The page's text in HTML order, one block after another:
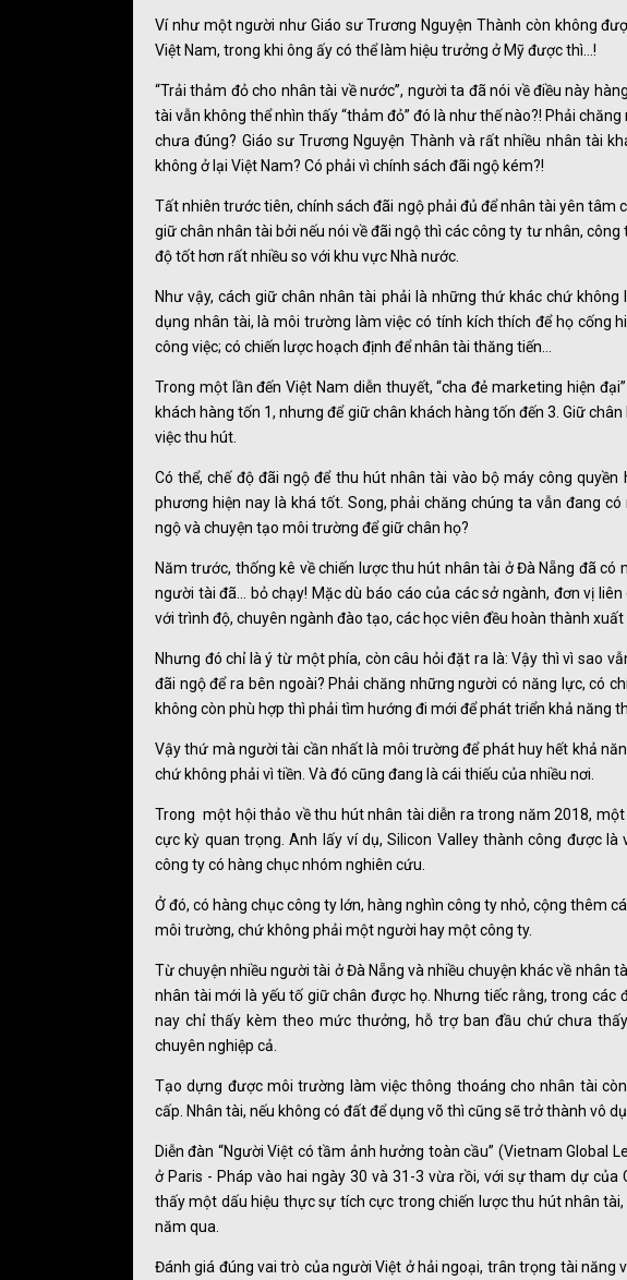
Ví như một người như Giáo sư Trương Nguyện Thành còn không
Việt Nam, trong khi ông ấy có thể làm hiệu trưởng ở Mỹ được thì…!
“Trải thảm đỏ cho nhân tài về nước”, người ta đã nói về điều này
tài vẫn không thể nhìn thấy “thảm đỏ” đó là như thế nào?! Phải
chưa đúng? Giáo sư Trương Nguyện Thành và rất nhiều nhân tài
không ở lại Việt Nam? Có phải vì chính sách đãi ngộ kém?!
Tất nhiên trước tiên, chính sách đãi ngộ phải đủ để nhân tài yên tâm
giữ chân nhân tài bởi nếu nói về đãi ngộ thì các công ty tư nhân,
độ tốt hơn rất nhiều so với khu vực Nhà nước.
Như vậy, cách giữ chân nhân tài phải là những thứ khác chứ
dụng nhân tài, là môi trường làm việc có tính kích thích để họ cống
công việc; có chiến lược hoạch định để nhân tài thăng tiến…
Trong một lần đến Việt Nam diễn thuyết, “cha đẻ marketing hiện
khách hàng tốn 1, nhưng để giữ chân khách hàng tốn đến 3. Giữ
việc thu hút.
Có thể, chế độ đãi ngộ để thu hút nhân tài vào bộ máy công
phương hiện nay là khá tốt. Song, phải chăng chúng ta vẫn đang
ngộ và chuyện tạo môi trường để giữ chân họ?
Năm trước, thống kê về chiến lược thu hút nhân tài ở Đà Nẵng đã
người tài đã… bỏ chạy! Mặc dù báo cáo của các sở ngành, đơn vị
với trình độ, chuyên ngành đào tạo, các học viên đều hoàn thành xuất
Nhưng đó chỉ là ý từ một phía, còn câu hỏi đặt ra là: Vậy thì vì sao
đãi ngộ để ra bên ngoài? Phải chăng những người có năng lực, có
không còn phù hợp thì phải tìm hướng đi mới để phát triển khả năng
Vậy thứ mà người tài cần nhất là môi trường để phát huy hết khả
chứ không phải vì tiền. Và đó cũng đang là cái thiếu của nhiều nơi.
Trong một hội thảo về thu hút nhân tài diễn ra trong năm 2018,
cực kỳ quan trọng. Anh lấy ví dụ, Silicon Valley thành công được
công ty có hàng chục nhóm nghiên cứu.
Ở đó, có hàng chục công ty lớn, hàng nghìn công ty nhỏ, cộng thêm
môi trường, chứ không phải một người hay một công ty.
Từ chuyện nhiều người tài ở Đà Nẵng và nhiều chuyện khác về nhân
nhân tài mới là yếu tố giữ chân được họ. Nhưng tiếc rằng, trong các
nay chỉ thấy kèm theo mức thưởng, hỗ trợ ban đầu chứ chưa
chuyên nghiệp cả.
Tạo dựng được môi trường làm việc thông thoáng cho nhân tài
cấp. Nhân tài, nếu không có đất để dụng võ thì cũng sẽ trở thành vô
Diễn đàn “Người Việt có tầm ảnh hưởng toàn cầu” (Vietnam Global
ở Paris - Pháp vào hai ngày 30 và 31-3 vừa rồi, với sự tham dự của
thấy một dấu hiệu thực sự tích cực trong chiến lược thu hút nhân
năm qua.
Đánh giá đúng vai trò của người Việt ở hải ngoại, trân trọng tài năng